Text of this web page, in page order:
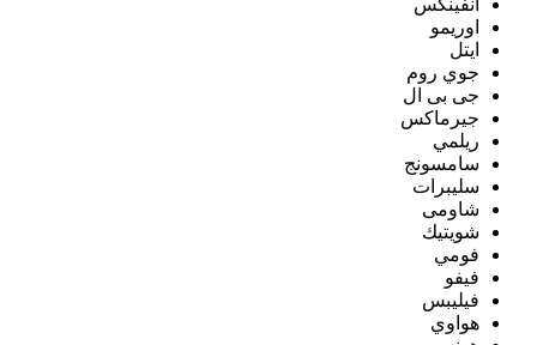
انفينكس
اوريمو
ايتل
جوي روم
جى بى ال
جيرماكس
ريلمي
سامسونج
سليبرات
شاومى
شويتيك
فومي
فيفو
فيليبس
هواوي